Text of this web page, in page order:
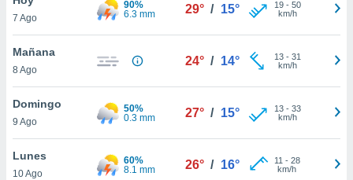
en
más
nuestra
de
7 Ago
90%
6.3 mm
29° / 15° 19- 50
km/h
Mañana
8 Ago
24° / 14° 13- 31
km/h
Domingo
9 Ago
50%
0.3 mm
27° / 15° 13- 33
km/h
Lunes
10 Ago
60%
8.1 mm
26° / 16° 11 - 28
km/h